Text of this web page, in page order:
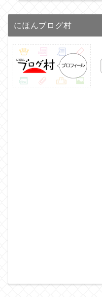
にほんブログ村